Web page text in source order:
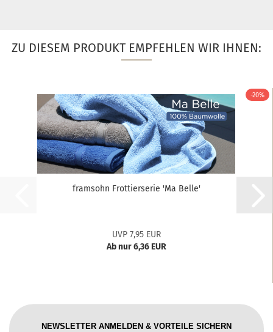
ZU DIESEM PRODUKT EMPFEHLEN WIR IHNEN:
-20%
framsohn Frottierserie 'Ma Belle'
UVP 7,95 EUR
Ab nur 6,36 EUR
NEWSLETTER ANMELDEN & VORTEILE SICHERN